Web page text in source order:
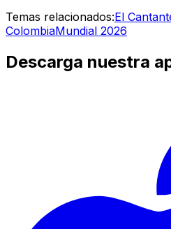
Temas relacionados:El
ColombiaMundial 2026
Descarga nuestra